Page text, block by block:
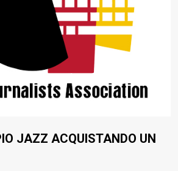
JAZZ ACQUISTANDO UN